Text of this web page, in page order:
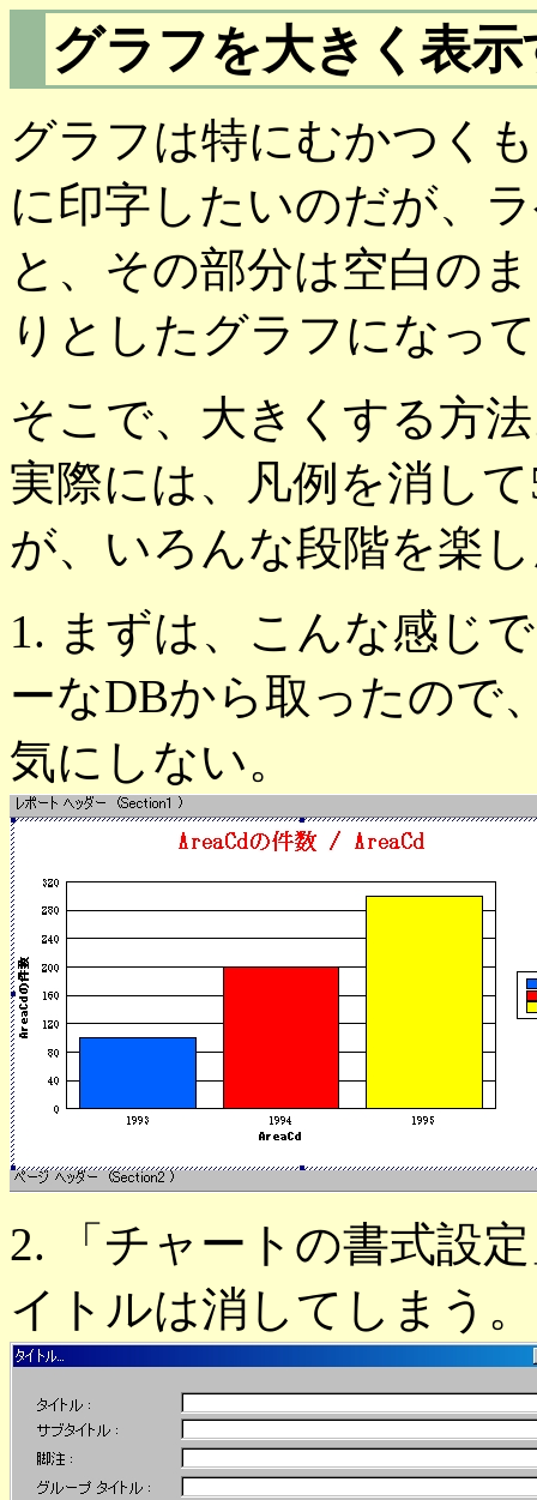
グラフを大きく表示
グラフは特にむかつく
に印字したいのだが、
と、その部分は空白の
りとしたグラフになっ
そこで、大きくする方
実際には、凡例を消し
が、いろんな段階を楽
1. まずは、こんな感じ
ーなDBから取ったので
気にしない。
2. 「チャートの書式設
イトルは消してしまう。